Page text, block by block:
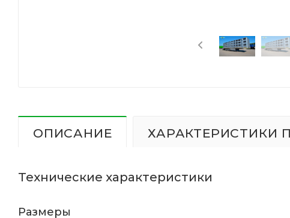
ОПИСАНИЕ ХАРАКТЕРИСТИКИ
Технические характеристики
Размеры